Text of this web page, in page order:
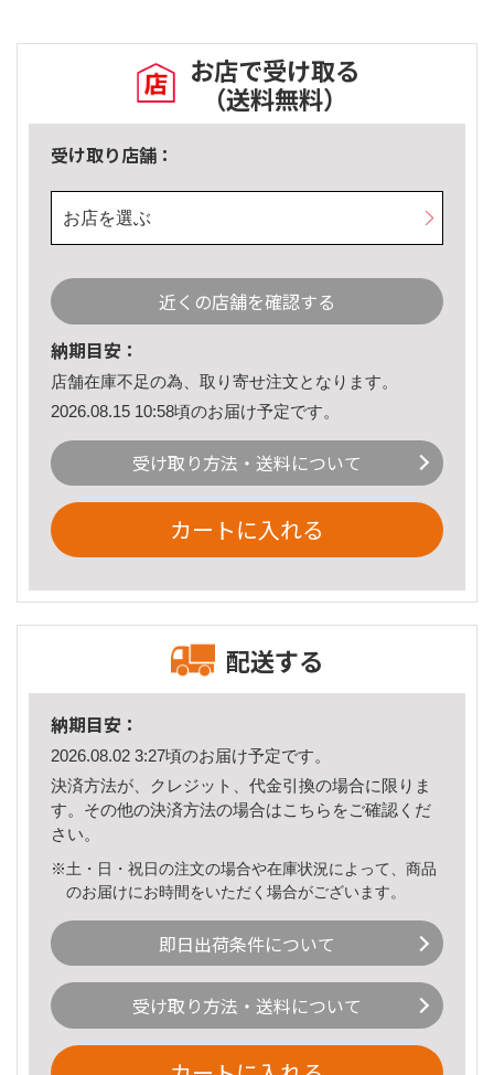
お店で受け取る
（送料無料）
受け取り店舗：
お店を選ぶ
近くの店舗を確認する
納期目安：
店舗在庫不足の為、取り寄せ注文となります。
2026.08.15 10:58頃のお届け予定です。
受け取り方法・送料について
カートに入れる
配送する
納期目安：
2026.08.02 3:27頃のお届け予定です。
決済方法が、クレジット、代金引換の場合に限りま
す。その他の決済方法の場合はこちら をご確認くだ
さい。
※土・日・祝日の注文の場合や在庫状況によって、商品
のお届けにお時間をいただく場合がございます。
即日出荷条件について
受け取り方法・送料について